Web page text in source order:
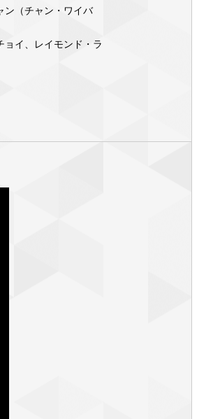
ン（チャン・ワイバ
ョイ、レイモンド・ラ